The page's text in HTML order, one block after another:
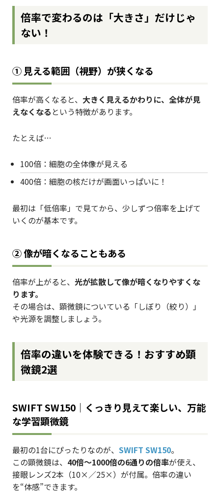
倍率で変わるのは「大きさ」だけじゃ
ない！
① 見える範囲（視野）が狭くなる
倍率が高くなると、 大きく見えるかわりに、全体が見
えなくなる という特徴があります。
たとえば…
100倍：細胞の全体像が見える
400倍：細胞の核だけが画面いっぱいに！
最初は「低倍率」で見てから、少しずつ倍率を上げて
いくのが基本です。
② 像が暗くなることもある
倍率が上がると、 光が拡散して像が暗くなりやすくな
ります。
その場合は、顕微鏡についている「しぼり（絞り）」
や光源を調整しましょう。
倍率の違いを体験できる！おすすめ顕
微鏡2選
SWIFT SW150｜くっきり見えて楽しい、万能
な学習顕微鏡
最初の1台にぴったりなのが、 SWIFT SW150。
この顕微鏡は、 40倍〜1000倍の6通りの倍率が使え、
接眼レンズ2本（10×／25×）が付属。倍率の違い
を“体感”できます。